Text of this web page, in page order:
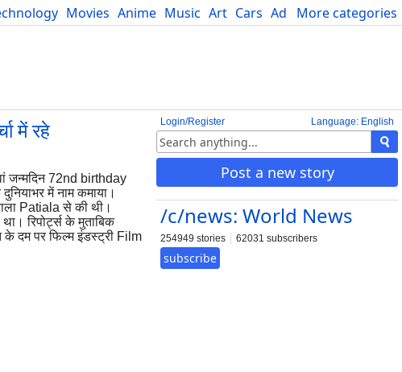
More categories
Movies Anime Music Art Cars Advice Science
Language: English
Login/Register
Post a new story
/c/news: World News
254949 stories 62031 subscribers
subscribe
में रहे
जन्मदिन 72nd birthday
में नाम कमाया।
Patiala से की थी।
रिपोर्ट्स के मुताबिक
दम पर फिल्म इंडस्ट्री Film